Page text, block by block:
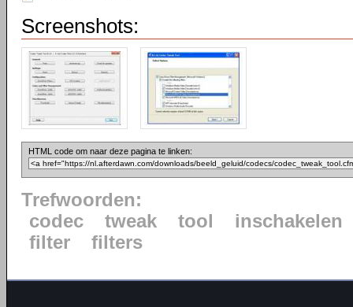
Screenshots:
HTML code om naar deze pagina te linken:
Trefwoorden:
codec
tweak tool
inschakelen
filter
filters